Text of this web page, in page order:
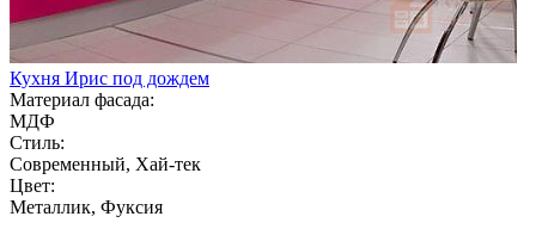
Кухня Ирис под дождем
Материал фасада:
МДФ
Стиль:
Современный, Хай-тек
Цвет:
Металлик, Фуксия